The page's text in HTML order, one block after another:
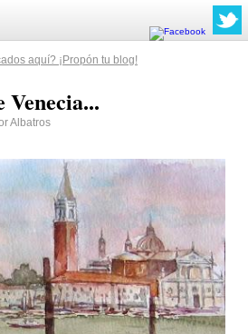
aquí? ¡Propón tu blog!
Venecia...
Albatros